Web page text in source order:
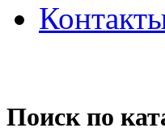
Поиск по